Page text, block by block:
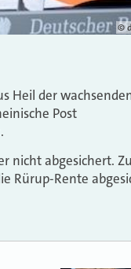
©
Heil der
Post
nicht abgesichert.
Rürup-Rente